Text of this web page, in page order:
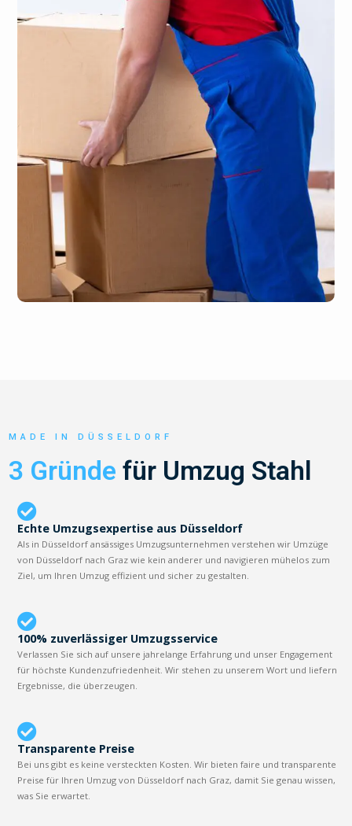
MADE IN DÜSSELDORF
3 Gründe für Umzug Stahl
Echte Umzugsexpertise aus Düsseldorf
Als in Düsseldorf ansässiges Umzugsunternehmen verstehen wir Umzüge
von Düsseldorf nach Graz wie kein anderer und navigieren mühelos zum
Ziel, um Ihren Umzug effizient und sicher zu gestalten.
100% zuverlässiger Umzugsservice
Verlassen Sie sich auf unsere jahrelange Erfahrung und unser Engagement
für höchste Kundenzufriedenheit. Wir stehen zu unserem Wort und liefern
Ergebnisse, die überzeugen.
Transparente Preise
Bei uns gibt es keine versteckten Kosten. Wir bieten faire und transparente
Preise für Ihren Umzug von Düsseldorf nach Graz, damit Sie genau wissen,
was Sie erwartet.